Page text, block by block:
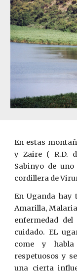
En estas
y Zaire ( R.D.
Sabinyo de
cordillera de
En Uganda hay
Amarilla,
enfermedad
cuidado. EL
come y
respetuosos y
una cierta